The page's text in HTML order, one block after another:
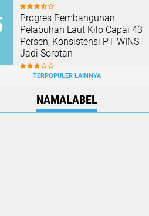
Progres Pembangunan
Pelabuhan Laut Kilo Capai 43
Persen, Konsistensi PT WINS
Jadi Sorotan
TERPOPULER LAINNYA
NAMALABEL